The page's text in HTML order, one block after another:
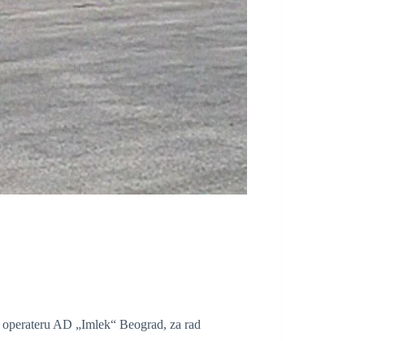
AD „Imlek“ Beograd, za rad